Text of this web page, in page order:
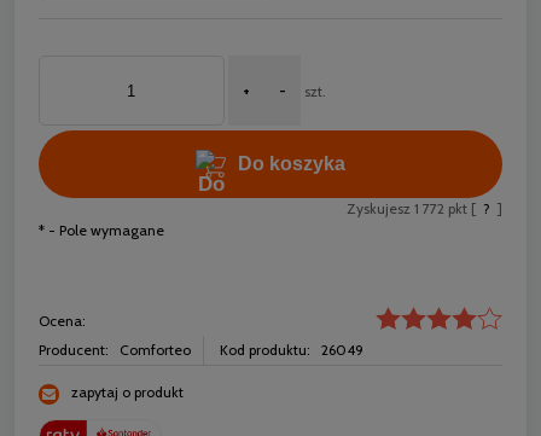
+ - szt.
Do koszyka
Zyskujesz 1 772 pkt [ ? ]
* - Pole wymagane
Ocena:
Producent:
Comforteo Kod produktu: 26049
zapytaj o produkt